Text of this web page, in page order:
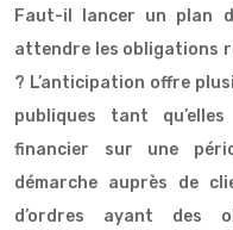
Faut-il lancer un plan
attendre les obligations
? L’anticipation offre
publiques tant
financier sur une
démarche auprès de
d’ordres ayant des